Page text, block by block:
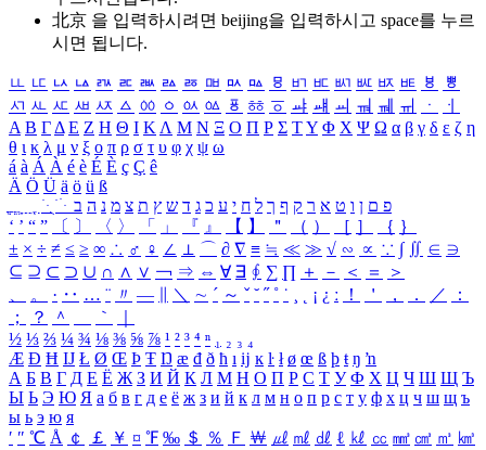
北京 을 입력하시려면 beijing을 입력하시고 space를 누르
시면 됩니다.
ㅥ ㅦ ㅧ ㅨ ㅩ ㅪ ㅫ ㅬ ㅭ ㅮ ㅯ ㅰ ㅱ ㅲ ㅳ ㅴ ㅵ ㅶ ㅷ ㅸ
ㅹ
ㅺ ㅻ ㅼ ㅽ ㅾ ㅿ ㆀ ㆁ ㆂ ㆃ ㆄ ㆅ ㆆ ㆇ ㆈ ㆉ ㆊ ㆋ ㆌ ㆍ
ㆎ
Α Β ΓΔ Ε Ζ Η Θ Ι ΚΛ Μ Ν Ξ Ο Π Ρ Σ ΤΥ Φ Χ Ψ Ω α β γ δ ε ζ η
θ ι κ λ μ ν ξ ο π ρ σ τ υ φ χ ψ ω
á à Á À é è É È ç Ç ê
Ä Ö Ü ä ö ü ß
ִֶֹ ֻּ ׁׂ פ ם ן ו ט א ר ק ף ך ל ח י ע כ ג ד ש ץ ת צ מ נ ה ב
‘ ’ “ ” 〔 〕 〈 〉 「 」 『 』 【 】 ＂ （ ） ［ ］ ｛ ｝
± × ÷ ≠ ≤ ≥ ∞ ∴ ♂ ♀ ∠ ⊥ ⌒ ∂ ∇ ≡ ≒ ≪ ≫ √ ∽ ∝ ∵ ∫ ∬ ∈ ∋
⊆ ⊇ ⊂ ⊃ ∪ ∩ ∧ ∨ ￢ ⇒ ⇔ ∀ ∃ ∮ ∑ ∏ ＋ － ＜ ＝
＞
、
。 · ‥ … ¨ 〃 ― ＼ ∼ ´ ～ ˇ ˘ ˝ ˚ ˙ ¸ ¡ ¿ ː ！ ＇ ， ． ／
：
；
？ ＾ ｀
½ ⅓ ⅔ ¼ ¾ ⅛ ⅜ ⅝ ⅞ ¹ ² ³ ⁴ ⁿ ₁ ₂ ₃ ₄
Æ Ð Ħ Ĳ Ł Ø Œ Þ Ŧ Ŋ æ đ ð ħ ı ĳ ĸ ŀ ł ø œ ß þ ŧ ŋ ŉ
А Б В Г Д Е Ё Ж З И Й К Л М Н О П Р С Т У Ф Х Ц Ч Ш Щ Ъ
Ы Ь Э Ю Я а б в г д е ё ж з и й к л м н о п р с т у ф х ц ч ш щ ъ
ы ь э ю я
′ ″ ℃ Å ￠ ￡ ￥ ¤ ℉ ‰ ＄ ％ Ｆ ￦ ㎕ ㎖ ㎗ ℓ ㎘ ㏄ ㎣ ㎤ ㎥ ㎦